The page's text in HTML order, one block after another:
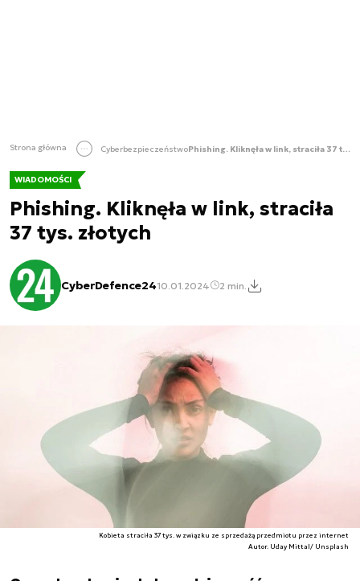
Strona główna Cyberbezpieczeństwo Phishing. Kliknęła w link, straciła 37 tys. złotych
WIADOMOŚCI
Phishing. Kliknęła w link, straciła
37 tys. złotych
CyberDefence2410.01.2024 2 min.
Kobieta straciła 37 tys. w związku ze sprzedażą przedmiotu przez internet
Autor. Uday Mittal/ Unsplash